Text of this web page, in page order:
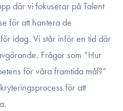
där vi fokuserar på Talent
för att hantera de
idag. Vi står inför en tid där
Frågor som ”Hur
för våra framtida mål?”
för att